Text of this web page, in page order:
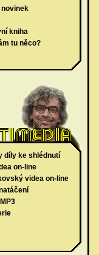
novinek
kniha
tu něco?
díly ke shlédnutí
on-line
videa on-line